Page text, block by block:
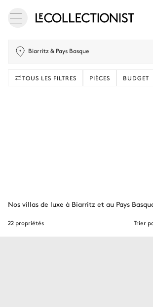
Biarritz & Pays Basque
TOUS LES FILTRES PIÈCES BUDGET
22 propriétés Trier
Nos villas de luxe à Biarritz et au Pays